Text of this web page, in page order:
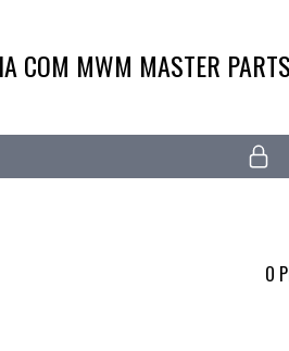
COM MWM MASTER
O